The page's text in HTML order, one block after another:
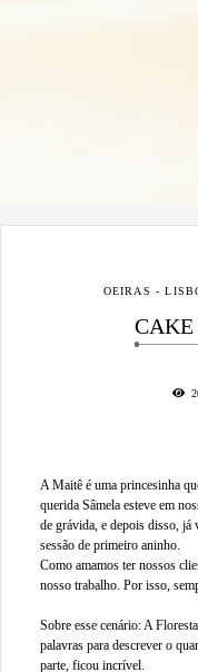
OEIRAS -
A Maitê é uma princesinha
querida Sâmela esteve em
de grávida, e depois disso, já
sessão de primeiro aninho.
Como amamos ter nossos
nosso trabalho. Por isso,
Sobre esse cenário: A
palavras para descrever o
parte, ficou incrível.